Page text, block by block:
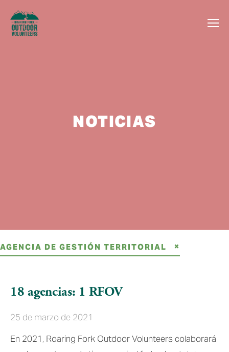
NOTICIAS
AGENCIA DE GESTIÓN TERRITORIAL
18 agencias: 1 RFOV
25 de marzo de 2021
En 2021, Roaring Fork Outdoor Volunteers colaborará